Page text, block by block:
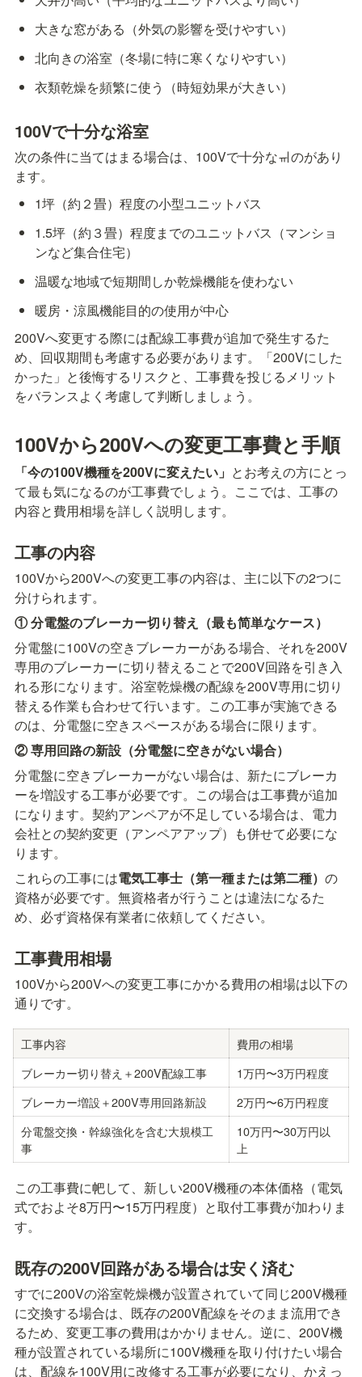
大きな窓がある（外気の影響を受けやすい）
北向きの浴室（冬場に特に寒くなりやすい）
衣類乾燥を頻繁に使う（時短効果が大きい）
100Vで十分な浴室
次の条件に当てはまる場合は、100Vで十分なㆌのがあり
ます。
1坪（約２畳）程度の小型ユニットバス
1.5坪（約３畳）程度までのユニットバス（マンショ
ンなど集合住宅）
温暖な地域で短期間しか乾燥機能を使わない
暖房・涼風機能目的の使用が中心
200Vへ変更する際には配線工事費が追加で発生するた
め、回収期間も考慮する必要があります。「200Vにした
かった」と後悔するリスクと、工事費を投じるメリット
をバランスよく考慮して判断しましょう。
100Vから200Vへの変更工事費と手順
「今の100V機種を200Vに変えたい」 とお考えの方にとっ
て最も気になるのが工事費でしょう。ここでは、工事の
内容と費用相場を詳しく説明します。
工事の内容
100Vから200Vへの変更工事の内容は、主に以下の2つに
分けられます。
① 分電盤のブレーカー切り替え（最も简単なケース）
分電盤に100Vの空きブレーカーがある場合、それを200V
専用のブレーカーに切り替えることで200V回路を引き入
れる形になります。浴室乾燥機の配線を200V専用に切り
替える作業も合わせて行います。この工事が実施できる
のは、分電盤に空きスペースがある場合に限ります。
② 専用回路の新設（分電盤に空きがない場合）
分電盤に空きブレーカーがない場合は、新たにブレーカ
ーを増設する工事が必要です。この場合は工事費が追加
になります。契約アンペアが不足している場合は、電力
会社との契約変更（アンペアアップ）も併せて必要にな
ります。
これらの工事には電気工事士（第一種または第二種） の
資格が必要です。無資格者が行うことは違法になるた
め、必ず資格保有業者に依頼してください。
工事費用相場
100Vから200Vへの変更工事にかかる費用の相場は以下の
通りです。
工事内容
費用の相場
ブレーカー切り替え＋200V配線工事
1万円〜3万円程度
ブレーカー増設＋200V専用回路新設
2万円〜6万円程度
分電盤交換・幹線強化を含む大規模工
事
10万円〜30万円以
上
この工事費に帊して、新しい200V機種の本体価格（電気
式でおよそ8万円〜15万円程度）と取付工事費が加わりま
す。
既存の200V回路がある場合は安く済む
すでに200Vの浴室乾燥機が設置されていて同じ200V機種
に交換する場合は、既存の200V配線をそのまま流用でき
るため、変更工事の費用はかかりません。逆に、200V機
種が設置されている場所に100V機種を取り付けたい場合
は、配線を100V用に改修する工事が必要になり、かえっ